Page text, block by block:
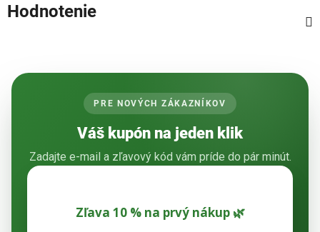
Hodnotenie
PRE NOVÝCH ZÁKAZNÍKOV
Váš kupón na jeden klik
Zadajte e-mail a zľavový kód vám príde do pár minút.
Zľava 10 % na prvý nákup 🌿